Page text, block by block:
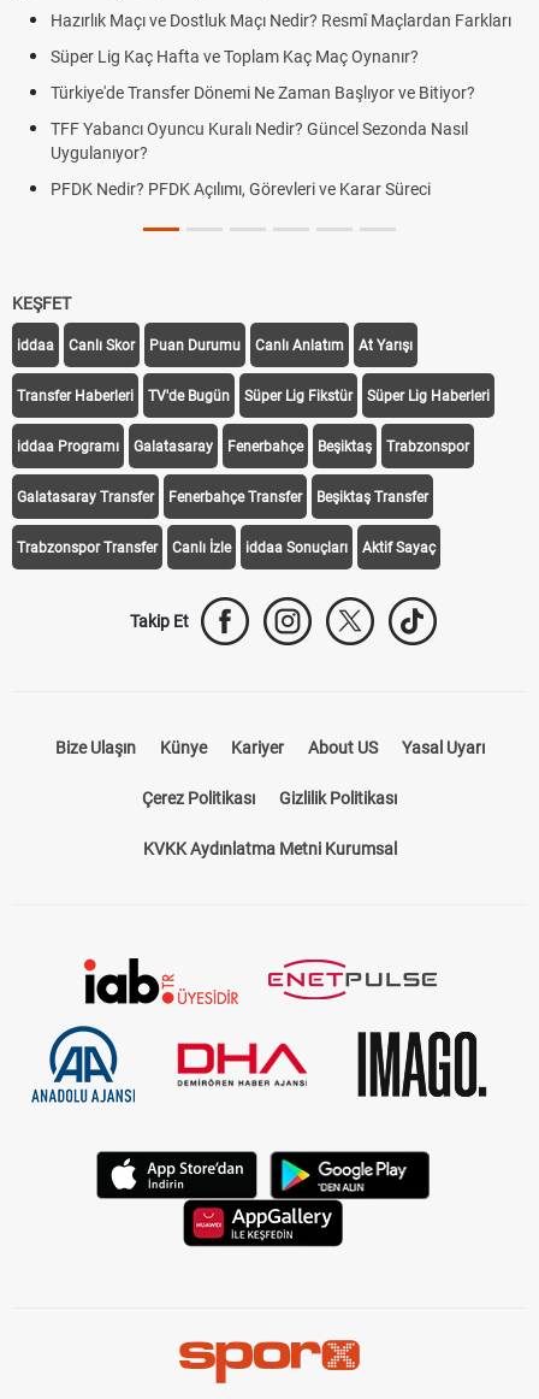
Hazırlık Maçı ve Dostluk Maçı Nedir? Resmî Maçlardan Farkları
Süper Lig Kaç Hafta ve Toplam Kaç Maç Oynanır?
Türkiye'de Transfer Dönemi Ne Zaman Başlıyor ve Bitiyor?
TFF Yabancı Oyuncu Kuralı Nedir? Güncel Sezonda Nasıl
Uygulanıyor?
PFDK Nedir? PFDK Açılımı, Görevleri ve Karar Süreci
KEŞFET
iddaa Canlı Skor Puan Durumu Canlı Anlatım At Yarışı
Transfer Haberleri TV'de Bugün Süper Lig Fikstür Süper Lig Haberleri
iddaa Programı Galatasaray Fenerbahçe Beşiktaş Trabzonspor
Galatasaray Transfer Fenerbahçe Transfer Beşiktaş Transfer
Trabzonspor Transfer Canlı İzle iddaa Sonuçları Aktif Sayaç
Takip Et
Bize Ulaşın Künye Kariyer About US Yasal Uyarı
Çerez Politikası Gizlilik Politikası
KVKK Aydınlatma Metni Kurumsal